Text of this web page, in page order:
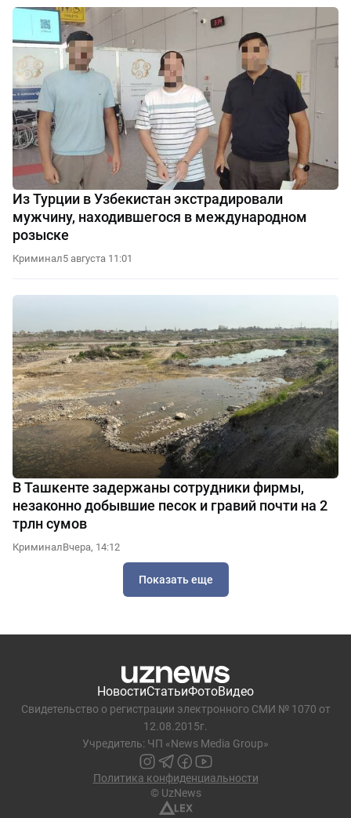
Из Турции в Узбекистан экстрадировали
мужчину, находившегося в международном
розыске
Криминал5 августа 11:01
В Ташкенте задержаны сотрудники фирмы,
незаконно добывшие песок и гравий почти на 2
трлн сумов
КриминалВчера, 14:12
Показать еще
НовостиСтатьиФотоВидео
Свидетельство о регистрации электронного СМИ № 1070 от
12.08.2015г.
Учредитель: ЧП «News Media Group»
Политика конфиденциальности
© UzNews